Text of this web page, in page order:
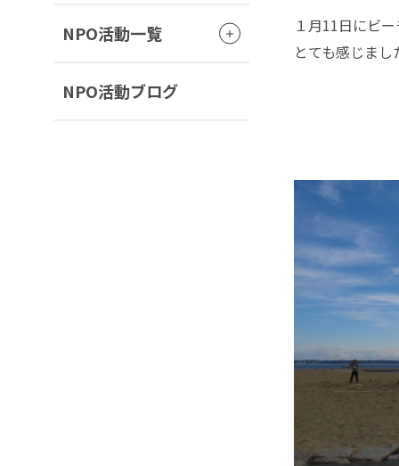
１月11日にビ
とても感じまし
NPO活動一覧
NPO活動ブログ